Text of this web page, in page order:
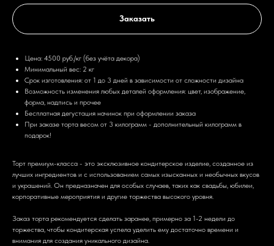
Заказать
Цена: 4500 руб./кг (без учёта декора)
Минимальный вес: 2 кг
Срок изготовления: от 1 до 3 дней в зависимости от сложности дизайна
Возможность изменения любых деталей оформления: цвет, изображение,
форма, надпись и прочее
Бесплатная дегустация начинок при оформлении заказа
При заказе торта весом от 3 килограмм - дополнительный килограмм в
подарок!
Торт премиум-класса - это эксклюзивное кондитерское изделие, созданное из
лучших ингредиентов и с использованием самых изысканных и необычных вкусов
и украшений. Он предназначен для особых случаев, таких как свадьбы, юбилеи,
корпоративные мероприятия и другие торжества высокого уровня.
Заказ торта рекомендуется сделать заранее, примерно за 1-2 недели до
торжества, чтобы кондитерская успела уделить ему достаточно времени и
внимания для создания уникального дизайна.